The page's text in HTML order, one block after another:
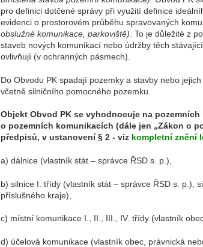
pro definici dotčené správy při využití definice
evidenci o prostorovém průběhu spravovaných
obslužné komunikace, parkoviště) . To je důležité z
staveb nových komunikací nebo údržby těch
ovlivňují (v ochranných pásmech).
Do Obvodu PK spadají pozemky a stavby nebo
včetně silničního pomocného pozemku.
Objekt Obvod PK se vyhodnocuje na
o pozemních komunikacích (dále jen „Zákon o
předpisů, v ustanovení § 2 - viz kompletní znění
a) dálnice (vlastník stát – správce ŘSD s. p.),
b) silnice I. třídy (vlastník stát – správce ŘSD s. p.),
příslušného kraje),
c) místní komunikace I., II., III., IV. třídy (vlastník
d) účelová komunikace (vlastník obec, právnická